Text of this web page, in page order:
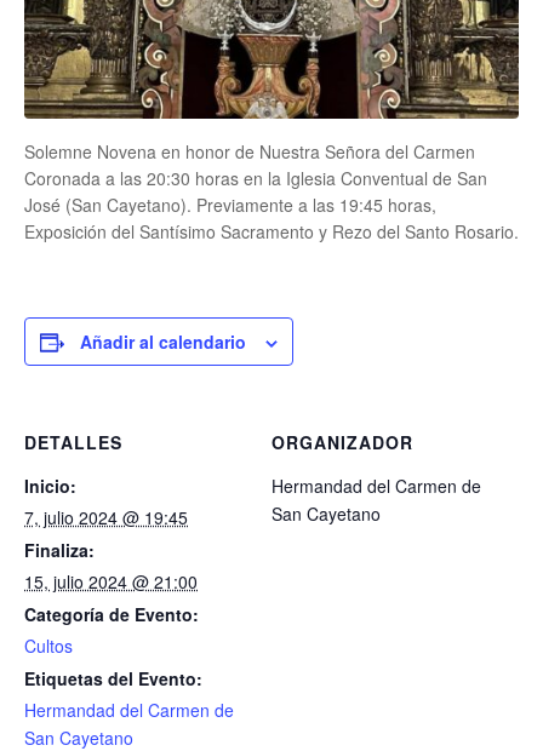
Solemne Novena en honor de Nuestra Señora del Carmen
Coronada a las 20:30 horas en la Iglesia Conventual de San
José (San Cayetano). Previamente a las 19:45 horas,
Exposición del Santísimo Sacramento y Rezo del Santo Rosario.
Añadir al calendario
DETALLES
Inicio:
7, julio 2024 @ 19:45
Finaliza:
15, julio 2024 @ 21:00
Categoría de Evento:
Cultos
Etiquetas del Evento:
Hermandad del Carmen de
San Cayetano
ORGANIZADOR
Hermandad del Carmen de
San Cayetano